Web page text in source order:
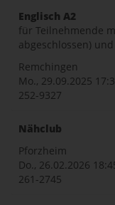
Englisch A2
für Teilnehmende
abgeschlossen)
Remchingen
Mo., 29.09.2025
252-9327
Nähclub
Pforzheim
Do., 26.02.2026
261-2745